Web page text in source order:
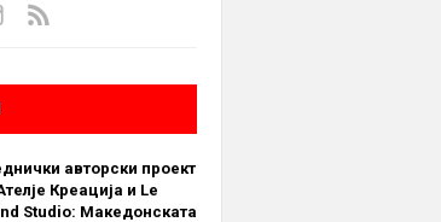
авторски проект
Креација и Le
Studio: Македонската